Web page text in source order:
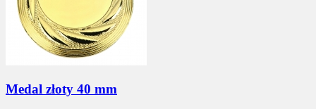
Medal złoty 40 mm